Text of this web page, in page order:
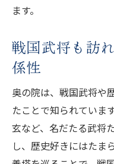
ます。
戦国武将も訪
係性
奥の院は、戦国武将や
たことで知られていま
玄など、名だたる武将
し、歴史好きにはたま